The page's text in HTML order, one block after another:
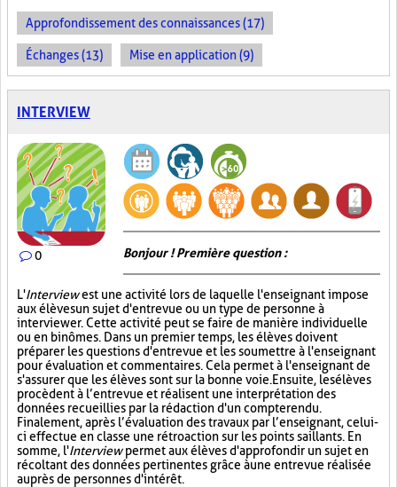
Approfondissement des connaissances (17)
Échanges (13) Mise en application (9)
INTERVIEW
0 Bonjour ! Première question :
L'Interviewest une activité lors de laquelle l'enseignant impose
aux élèves un sujet d'entrevue ou un type de personne à
interviewer. Cette activité peut se faire de manière individuelle
ou en binômes. Dans un premier temps, les élèves doivent
préparer les questions d'entrevue et les soumettre à l'enseignant
pour évaluation et commentaires. Cela permet à l'enseignant de
s'assurer que les élèves sont sur la bonne voie. Ensuite, les élèves
procèdent à l’entrevue et réalisent une interprétation des
données recueillies par la rédaction d'un compte rendu.
Finalement, après l’évaluation des travaux par l’enseignant, celui-
ci effectue en classe une rétroaction sur les points saillants. En
somme, l'Interviewpermet aux élèves d'approfondir un sujet en
récoltant des données pertinentes grâce à une entrevue réalisée
auprès de personnes d'intérêt.